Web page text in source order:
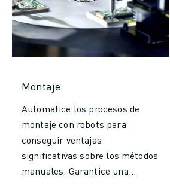
Montaje
Automatice los procesos de
montaje con robots para
conseguir ventajas
significativas sobre los métodos
manuales. Garantice una